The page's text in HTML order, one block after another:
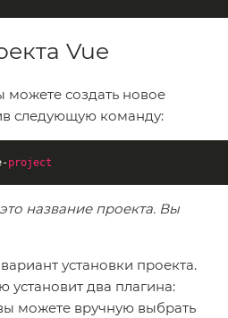
Vue
создать новое
следующую команду:
project
название проекта. Вы
установки проекта.
установит два плагина:
можете вручную выбрать